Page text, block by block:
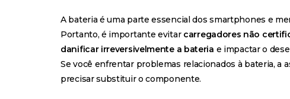
A bateria é uma parte essencial dos smartphones e
Portanto, é importante evitar carregadores não
danificar irreversivelmente a bateria e impactar o
Se você enfrentar problemas relacionados à bateria, a
precisar substituir o componente.